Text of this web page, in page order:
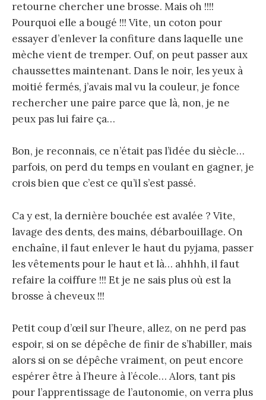
retourne chercher une brosse. Mais oh !!!!
Pourquoi elle a bougé !!! Vite, un coton pour
essayer d’enlever la confiture dans laquelle une
mèche vient de tremper. Ouf, on peut passer aux
chaussettes maintenant. Dans le noir, les yeux à
moitié fermés, j’avais mal vu la couleur, je fonce
rechercher une paire parce que là, non, je ne
peux pas lui faire ça…
Bon, je reconnais, ce n’était pas l’idée du siècle…
parfois, on perd du temps en voulant en gagner, je
crois bien que c’est ce qu’il s’est passé.
Ca y est, la dernière bouchée est avalée ? Vite,
lavage des dents, des mains, débarbouillage. On
enchaîne, il faut enlever le haut du pyjama, passer
les vêtements pour le haut et là… ahhhh, il faut
refaire la coiffure !!! Et je ne sais plus où est la
brosse à cheveux !!!
Petit coup d’œil sur l’heure, allez, on ne perd pas
espoir, si on se dépêche de finir de s’habiller, mais
alors si on se dépêche vraiment, on peut encore
espérer être à l’heure à l’école… Alors, tant pis
pour l’apprentissage de l’autonomie, on verra plus